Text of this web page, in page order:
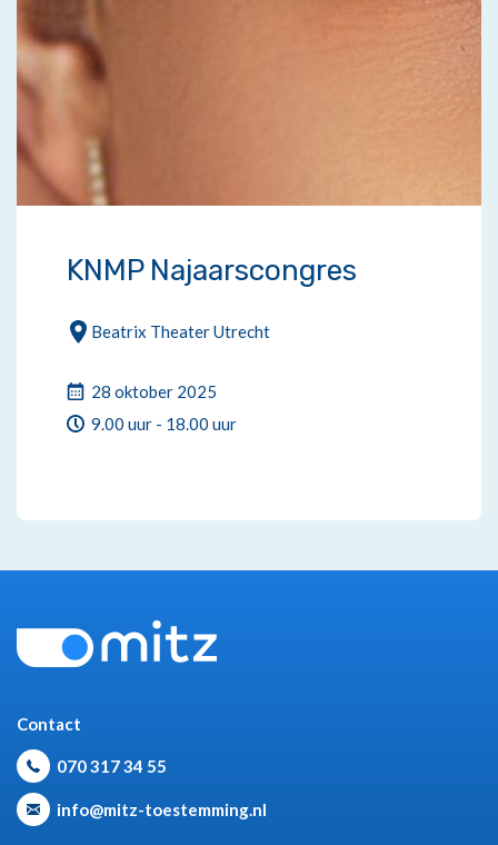
KNMP Najaarscongres
Locatie:
Beatrix Theater Utrecht
Datum
:
28 oktober 2025
Vanaf:
9.00 uur - Tot:
18.00 uur
Contact
070 317 34 55
info@mitz-toestemming.nl